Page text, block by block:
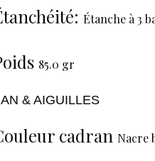
Étanche à 3
85.0 gr
& AIGUILLES
cadran Nacre